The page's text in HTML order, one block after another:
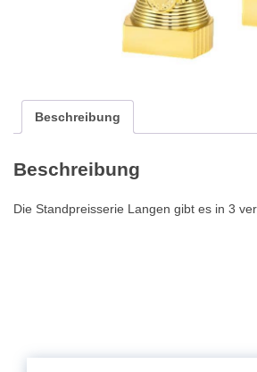
Beschreibung
Beschreibung
Die Standpreisserie Langen gibt es in 3